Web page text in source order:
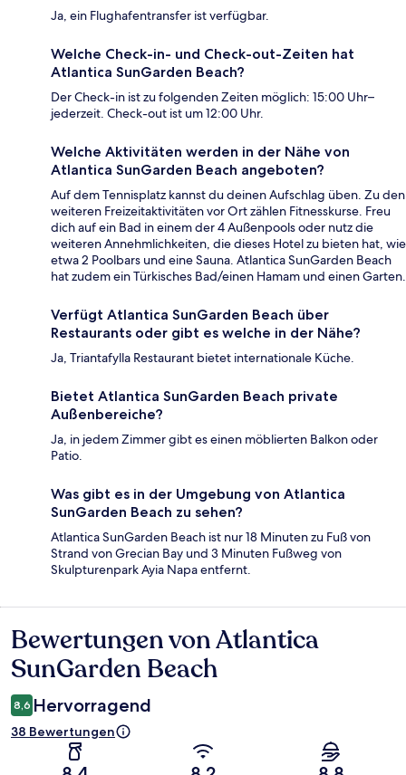
Ja, ein Flughafentransfer ist verfügbar.
Welche Check-in- und Check-out-Zeiten hat
Atlantica SunGarden Beach?
Der Check-in ist zu folgenden Zeiten möglich: 15:00 Uhr–
jederzeit. Check-out ist um 12:00 Uhr.
Welche Aktivitäten werden in der Nähe von
Atlantica SunGarden Beach angeboten?
Auf dem Tennisplatz kannst du deinen Aufschlag üben. Zu den
weiteren Freizeitaktivitäten vor Ort zählen Fitnesskurse. Freu
dich auf ein Bad in einem der 4 Außenpools oder nutz die
weiteren Annehmlichkeiten, die dieses Hotel zu bieten hat, wie
etwa 2 Poolbars und eine Sauna. Atlantica SunGarden Beach
hat zudem ein Türkisches Bad/einen Hamam und einen Garten.
Verfügt Atlantica SunGarden Beach über
Restaurants oder gibt es welche in der Nähe?
Ja, Triantafylla Restaurant bietet internationale Küche.
Bietet Atlantica SunGarden Beach private
Außenbereiche?
Ja, in jedem Zimmer gibt es einen möblierten Balkon oder
Patio.
Was gibt es in der Umgebung von Atlantica
SunGarden Beach zu sehen?
Atlantica SunGarden Beach ist nur 18 Minuten zu Fuß von
Strand von Grecian Bay und 3 Minuten Fußweg von
Skulpturenpark Ayia Napa entfernt.
Bewertungen
Bewertungen von Atlantica
SunGarden Beach
8,6 Hervorragend
38 Bewertungen